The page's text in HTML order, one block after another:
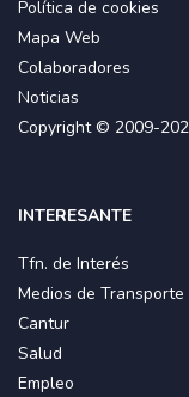
Política de cookies
Mapa Web
Colaboradores
Noticias
Copyright © 2009-
INTERESANTE
Tfn. de Interés
Medios de Transporte
Cantur
Salud
Empleo